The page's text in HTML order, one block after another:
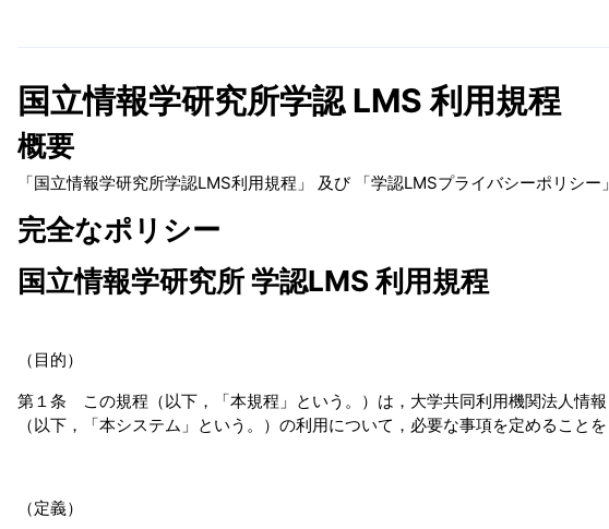
国立情報学研究所学認 LMS 利用規程
概要
「国立情報学研究所学認LMS利用規程」 及び 「学認LMSプライバシーポリシ
完全なポリシー
国立情報学研究所 学認LMS 利用規程
（目的）
第１条 この規程（以下，「本規程」という。）は，大学共同利用機関法人情
（以下，「本システム」という。）の利用について，必要な事項を定めることを
（定義）